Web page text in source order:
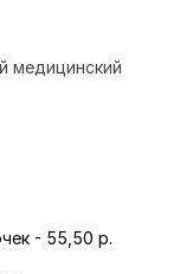
медицинский
- 55,50 р.